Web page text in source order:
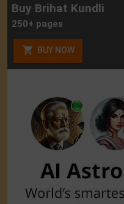
Buy Brihat Kundli
250+ pages
BUY NOW